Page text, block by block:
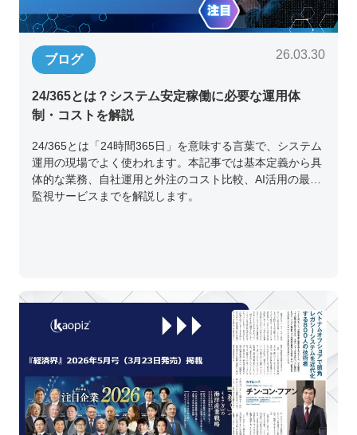
ブログ 26.03.30
24/365とは？システム安定稼働に必要な運用体
制・コストを解説
24/365とは「24時間365日」を意味する言葉で、システム
運用の現場でよく使われます。本記事では基本定義から具
体的な業務、自社運用と外注のコスト比較、AI活用の最新
監視サービスまでを解説します。